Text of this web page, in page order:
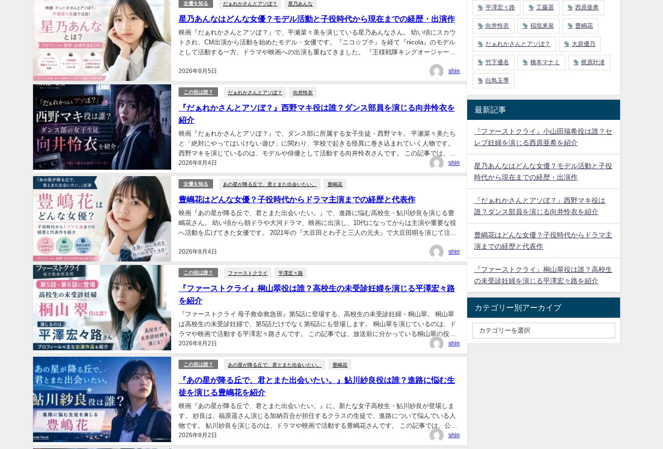
女優を知る だぁれかさんとアソぼ？ 星乃あんな
星乃あんなはどんな女優？モデル活動と子役時代から現在までの経歴・出演作
2026年8月5日
映画『だぁれかさんとアソぼ？』で、平瀬菜々美を演じている星乃あんなさん。 幼い頃にスカウ
トされ、CM出演から活動を始めたモデル・女優です。『ニコ☆プチ』を経て『nicola』のモデル
として活動する一方、ドラマや映画への出演も重ねてきました。 『王様戦隊キングオージャー』
shin
この役は誰？ だぁれかさんとアソぼ？ 向井怜衣
『だぁれかさんとアソぼ？』西野マキ役は誰？ダンス部員を演じる向井怜衣を
紹介
2026年8月4日
映画『だぁれかさんとアソぼ？』で、ダンス部に所属する女子生徒・西野マキ。 平瀬菜々美たち
と「絶対にやってはいけない遊び」に関わり、学校で起きる怪異に巻き込まれていく人物です。
西野マキを演じているのは、モデルや俳優として活動する向井怜衣さんです。 この記事では、西
野マキがどのような生徒なのか、向井怜衣さんの簡単なプロフ...
shin
女優を知る あの星が降る丘で、君とまた出会いたい。 豊嶋花
豊嶋花はどんな女優？子役時代からドラマ主演までの経歴と代表作
2026年8月4日
映画『あの星が降る丘で、君とまた出会いたい。』で、進路に悩む高校生・鮎川紗良を演じる豊
嶋花さん。 幼い頃から朝ドラや大河ドラマ、映画に出演し、10代になってからは主演や重要な役
へ活動を広げてきた女優です。 2021年の『大豆田とわ子と三人の元夫』で大豆田唄を演じて注目
shin
この役は誰？ ファーストクライ 平澤宏々路
『ファーストクライ』桐山翠役は誰？高校生の未受診妊婦を演じる平澤宏々路
を紹介
2026年8月2日
『ファーストクライ 母子救命救急班』第5話に登場する、高校生の未受診妊婦・桐山翠。 桐山翠
は高校生の未受診妊婦で、第5話だけでなく第6話にも登場します。 桐山翠を演じているのは、ド
ラマや映画で活動する平澤宏々路さんです。 この記事では、放送前に分かっている桐山翠の役
柄、平澤宏々路さんの簡単なプロフィール、主な出演作品を...
shin
この役は誰？ あの星が降る丘で、君とまた出会いたい。 豊嶋花
『あの星が降る丘で、君とまた出会いたい。』鮎川紗良役は誰？進路に悩む生
徒を演じる豊嶋花を紹介
2026年8月2日
映画『あの星が降る丘で、君とまた出会いたい。』に、新たな女子高校生・鮎川紗良が登場しま
す。 紗良は、福原遥さん演じる加納百合が担任するクラスの生徒で、進路について悩んでいる人
物です。 鮎川紗良を演じるのは、ドラマや映画で活動する豊嶋花さんです。 この記事では、公開
前に発表されている鮎川紗良の役柄、演じる豊嶋花さんの簡単...
shin
平澤宏々路 工藤遥 西原亜希
向井怜衣 稲垣来泉 豊嶋花
だぁれかさんとアソぼ？ 大原優乃
竹下優名 橋本マナミ 梶原叶渚
白鳥玉季
最新記事
『ファーストクライ』小山田瑞希役は誰？セ
レブ妊婦を演じる西原亜希を紹介
星乃あんなはどんな女優？モデル活動と子役
時代から現在までの経歴・出演作
『だぁれかさんとアソぼ？』西野マキ役は
誰？ダンス部員を演じる向井怜衣を紹介
豊嶋花はどんな女優？子役時代からドラマ主
演までの経歴と代表作
『ファーストクライ』桐山翠役は誰？高校生
の未受診妊婦を演じる平澤宏々路を紹介
カテゴリー別アーカイブ